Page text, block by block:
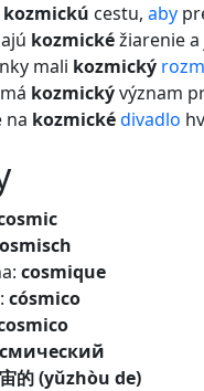
kozmickú cestu, aby
kozmickéžiarenie a
mali kozmický
má kozmickývýznam
na kozmickédivadlo
cosmique
: cósmico
的 (yǔzhòu de)